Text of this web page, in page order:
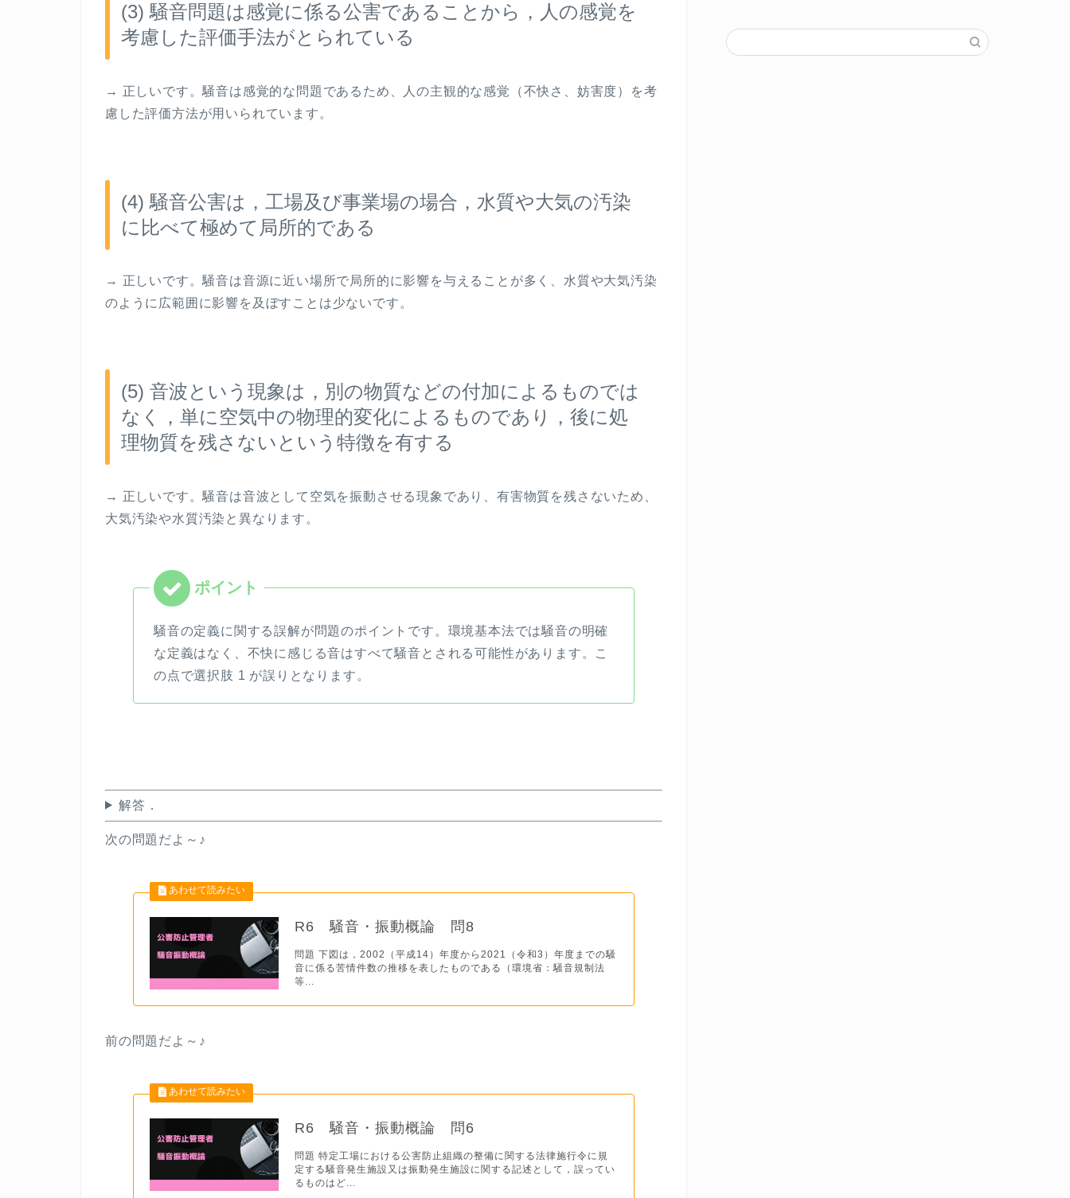
(3)騒音問題は感覚に係る公害であることから，人の感覚を
考慮した評価手法がとられている
→ 正しいです。騒音は感覚的な問題であるため、人の主観的な感覚（不快さ、妨害度）を考
慮した評価方法が用いられています。
(4)騒音公害は，工場及び事業場の場合，水質や大気の汚染
に比べて極めて局所的である
→ 正しいです。騒音は音源に近い場所で局所的に影響を与えることが多く、水質や大気汚染
のように広範囲に影響を及ぼすことは少ないです。
(5) 音波という現象は，別の物質などの付加によるものでは
なく，単に空気中の物理的変化によるものであり，後に処
理物質を残さないという特徴を有する
→ 正しいです。騒音は音波として空気を振動させる現象であり、有害物質を残さないため、
大気汚染や水質汚染と異なります。
騒音の定義に関する誤解が問題のポイントです。環境基本法では騒音の明確
な定義はなく、不快に感じる音はすべて騒音とされる可能性があります。こ
の点で選択肢 1 が誤りとなります。
解答．
次の問題だよ～♪
R6 騒音・振動概論 問8
問題 下図は，2002（平成14）年度から2021（令和3）年度までの騒
音に係る苦情件数の推移を表したものである（環境省：騒音規制法
等...
前の問題だよ ～♪
R6 騒音・振動概論 問6
問題 特定工場における公害防止組織の整備に関する法律施行令に規
定する騒音発生施設又は振動発生施設に関する記述として，誤ってい
るものはど...